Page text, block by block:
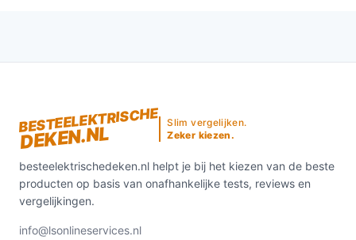
BESTEELEKTRISCHE
DEKEN.NL
Slim vergelijken.
Zeker kiezen.
besteelektrischedeken.nl helpt je bij het kiezen van de beste
producten op basis van onafhankelijke tests, reviews en
vergelijkingen.
info@lsonlineservices.nl